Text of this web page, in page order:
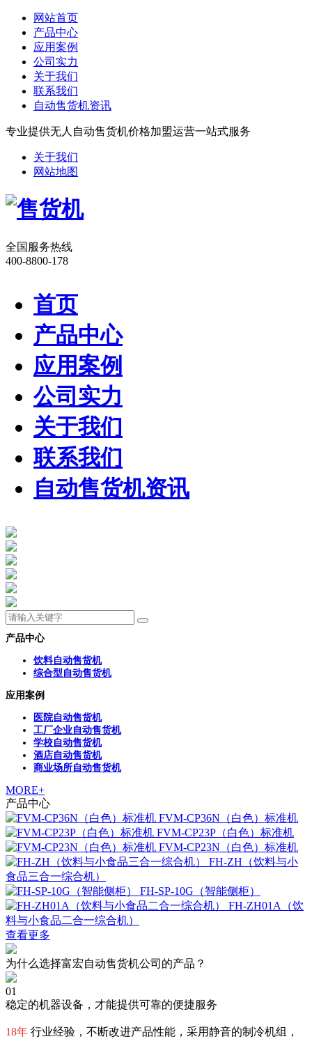
网站首页
产品中心
应用案例
公司实力
关于我们
联系我们
自动售货机资讯
专业提供无人自动售货机价格加盟运营一站式服务
关于我们
网站地图
全国服务热线
400-8800-178
首页
产品中心
应用案例
公司实力
关于我们
联系我们
自动售货机资讯
产品中心
饮料自动售货机
综合型自动售货机
应用案例
医院自动售货机
工厂企业自动售货机
学校自动售货机
酒店自动售货机
商业场所自动售货机
MORE+
产品中心
FVM-CP36N（白色）标准机
FVM-CP23P（白色）标准机
FVM-CP23N（白色）标准机
FH-ZH（饮料与小
食品三合一综合机）
FH-SP-10G（智能侧柜）
FH-ZH01A（饮
料与小食品二合一综合机）
查看更多
为什么选择富宏自动售货机公司的产品？
01
稳定的机器设备，才能提供可靠的便捷服务
18年 行业经验，不断改进产品性能，采用静音的制冷机组，